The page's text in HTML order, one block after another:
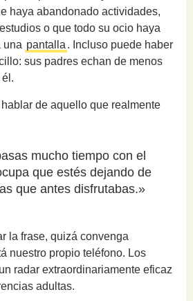
haya abandonado actividades,
o que todo su ocio haya
una pantalla . Incluso puede haber
sus padres echan de menos
de aquello que realmente
mucho tiempo con el
que estés dejando de
que antes disfrutabas.»
la frase, quizá convenga
nuestro propio teléfono. Los
radar extraordinariamente eficaz
adultas.